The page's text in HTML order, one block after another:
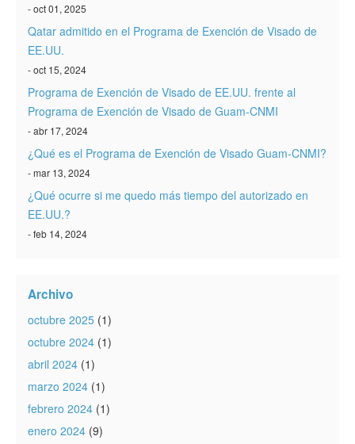
Contacto
- oct 01, 2025
Qatar admitido en el Programa de Exención de Visado de
EE.UU.
- oct 15, 2024
Programa de Exención de Visado de EE.UU. frente al
Programa de Exención de Visado de Guam-CNMI
- abr 17, 2024
¿Qué es el Programa de Exención de Visado Guam-CNMI?
- mar 13, 2024
¿Qué ocurre si me quedo más tiempo del autorizado en
EE.UU.?
- feb 14, 2024
Archivo
octubre 2025 (1)
octubre 2024 (1)
abril 2024 (1)
marzo 2024 (1)
febrero 2024 (1)
enero 2024 (9)